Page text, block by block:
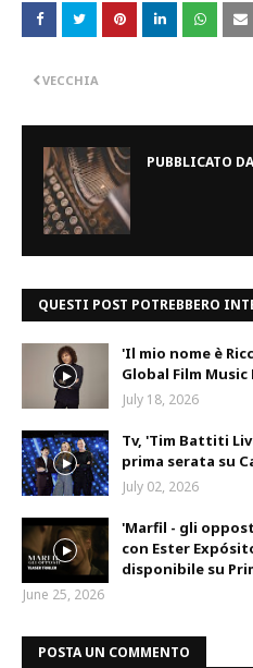
VECCHIA
PUBBLICATO DA
QUESTI POST POTREBBERO
'Il mio nome è
Global Film Music
July 18, 2026
Tv, 'Tim Battiti
prima serata su
July 02, 2026
'Marfil - gli
con Ester
disponibile su
June 25, 2026
POSTA UN COMMENTO